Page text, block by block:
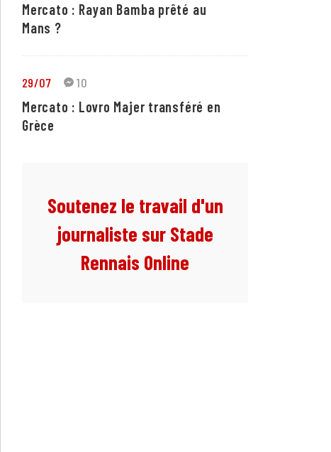
Mercato : Rayan Bamba prêté au
Mans ?
29/07 10
Mercato : Lovro Majer transféré en
Grèce
Soutenez le travail d'un
journaliste sur Stade
Rennais Online